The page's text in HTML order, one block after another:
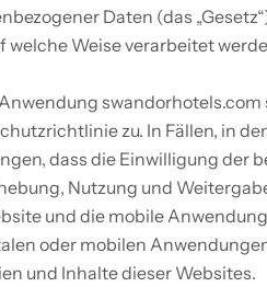
Daten (das
Weise verarbeitet
zu. In Fällen, in
dass die Einwilligung der
Nutzung und
und die mobile
oder mobilen
und Inhalte dieser Websites.